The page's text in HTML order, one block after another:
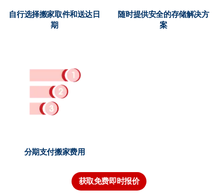
自行选择搬家取件和送达日
期
随时提供安全的存储解决方
案
分期支付搬家费用
获取免费即时报价